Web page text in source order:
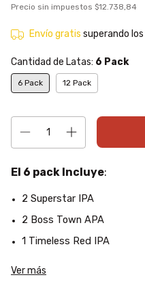
Precio sin impuestos $12.738,84
Envío gratis superando los
Cantidad de Latas: 6 Pack
6 Pack 12 Pack
El 6 pack Incluye:
2 Superstar IPA
2 Boss Town APA
1 Timeless Red IPA
Ver más